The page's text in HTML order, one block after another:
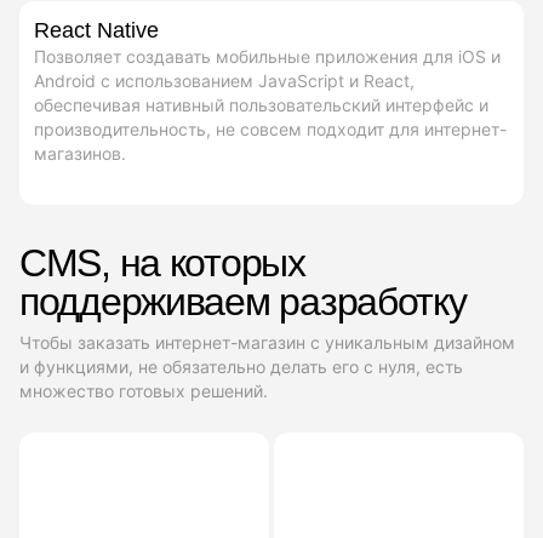
React Native
Позволяет создавать мобильные приложения для iOS и
Android с использованием JavaScript и React,
обеспечивая нативный пользовательский интерфейс и
производительность, не совсем подходит для интернет-
магазинов.
CMS, на которых
поддерживаем разработку
Чтобы заказать интернет-магазин с уникальным дизайном
и функциями, не обязательно делать его с нуля, есть
множество готовых решений.